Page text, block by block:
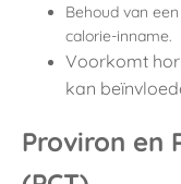
Behoud van
calorie-inname.
Voorkomt
kan
Proviron en